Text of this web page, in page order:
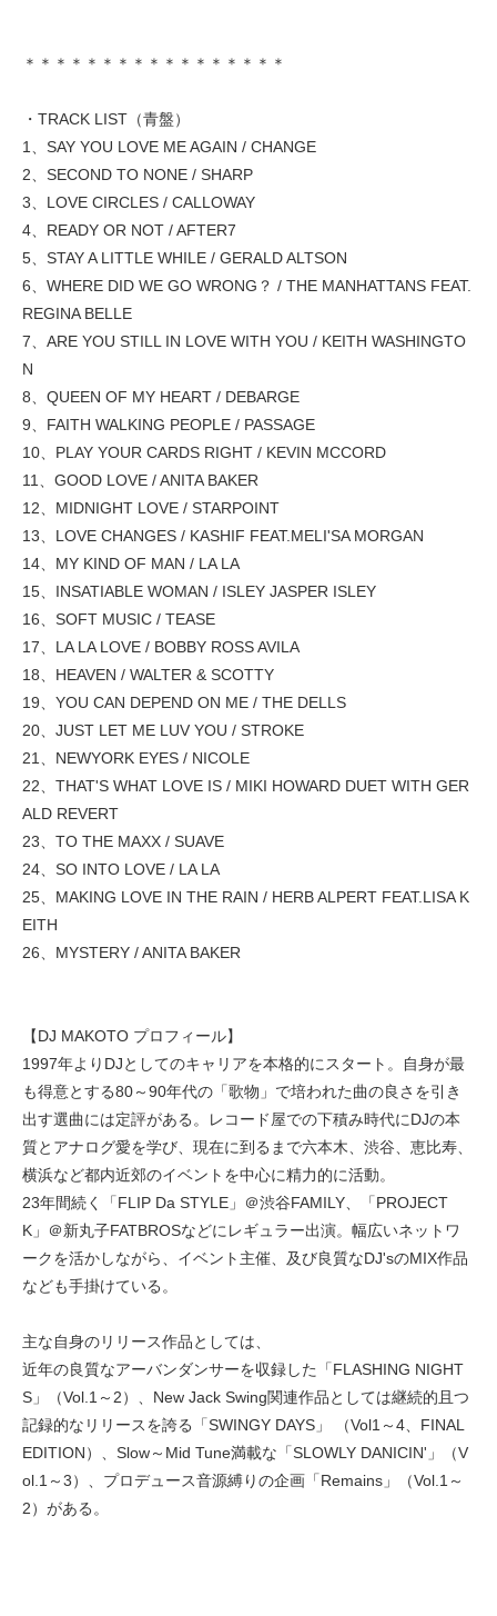
＊＊＊＊＊＊＊＊＊＊＊＊＊＊＊＊＊
・TRACK LIST（青盤）
1、SAY YOU LOVE ME AGAIN / CHANGE
2、SECOND TO NONE / SHARP
3、LOVE CIRCLES / CALLOWAY
4、READY OR NOT / AFTER7
5、STAY A LITTLE WHILE / GERALD ALTSON
6、WHERE DID WE GO WRONG？ / THE MANHATTANS FEAT.
REGINA BELLE
7、ARE YOU STILL IN LOVE WITH YOU / KEITH WASHINGTO
N
8、QUEEN OF MY HEART / DEBARGE
9、FAITH WALKING PEOPLE / PASSAGE
10、PLAY YOUR CARDS RIGHT / KEVIN MCCORD
11、GOOD LOVE / ANITA BAKER
12、MIDNIGHT LOVE / STARPOINT
13、LOVE CHANGES / KASHIF FEAT.MELI'SA MORGAN
14、MY KIND OF MAN / LA LA
15、INSATIABLE WOMAN / ISLEY JASPER ISLEY
16、SOFT MUSIC / TEASE
17、LA LA LOVE / BOBBY ROSS AVILA
18、HEAVEN / WALTER & SCOTTY
19、YOU CAN DEPEND ON ME / THE DELLS
20、JUST LET ME LUV YOU / STROKE
21、NEWYORK EYES / NICOLE
22、THAT'S WHAT LOVE IS / MIKI HOWARD DUET WITH GER
ALD REVERT
23、TO THE MAXX / SUAVE
24、SO INTO LOVE / LA LA
25、MAKING LOVE IN THE RAIN / HERB ALPERT FEAT.LISA K
EITH
26、MYSTERY / ANITA BAKER
【DJ MAKOTO プロフィール】
1997年よりDJとしてのキャリアを本格的にスタート。自身が最
も得意とする80～90年代の「歌物」で培われた曲の良さを引き
出す選曲には定評がある。レコード屋での下積み時代にDJの本
質とアナログ愛を学び、現在に到るまで六本木、渋谷、恵比寿、
横浜など都内近郊のイベントを中心に精力的に活動。
23年間続く「FLIP Da STYLE」＠渋谷FAMILY、「PROJECT
K」＠新丸子FATBROSなどにレギュラー出演。幅広いネットワ
ークを活かしながら、イベント主催、及び良質なDJ'sのMIX作品
なども手掛けている。
主な自身のリリース作品としては、
近年の良質なアーバンダンサーを収録した「FLASHING NIGHT
S」（Vol.1～2）、New Jack Swing関連作品としては継続的且つ
記録的なリリースを誇る「SWINGY DAYS」 （Vol1～4、FINAL
EDITION）、Slow～Mid Tune満載な「SLOWLY DANICIN'」（V
ol.1～3）、プロデュース音源縛りの企画「Remains」（Vol.1～
2）がある。